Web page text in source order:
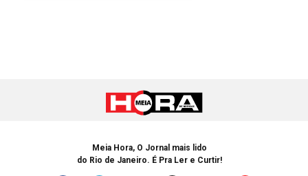
Meia Hora, O Jornal mais lido
do Rio de Janeiro. É Pra Ler e Curtir!